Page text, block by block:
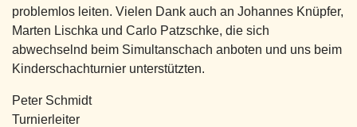
problemlos leiten. Vielen Dank auch an Johannes Knüpfer,
Marten Lischka und Carlo Patzschke, die sich
abwechselnd beim Simultanschach anboten und uns beim
Kinderschachturnier unterstützten.
Peter Schmidt
Turnierleiter